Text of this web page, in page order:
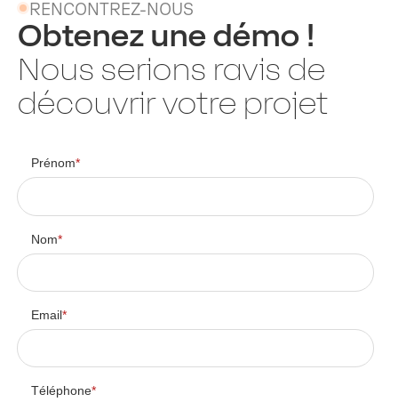
RENCONTREZ-NOUS
Obtenez une démo !
Nous serions ravis de
découvrir votre projet
Prénom*
Nom*
Email*
Téléphone*